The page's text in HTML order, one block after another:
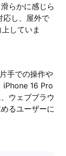
らかに感じら
応し、屋外で
していま
手での操作や
iPhone 16 Pro
ウェブブラウ
るユーザーに